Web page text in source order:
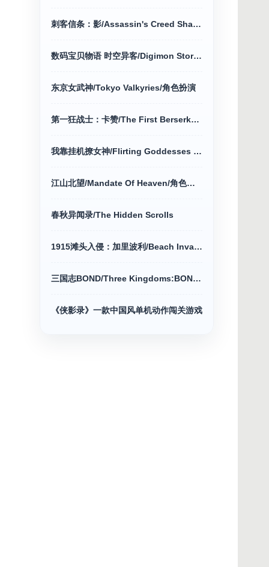
刺客信条：影/Assassin's Creed Shadows voices38 新游发布
数码宝贝物语 时空异客/Digimon Story Time Stranger
东京女武神/Tokyo Valkyries/角色扮演
第一狂战士：卡赞/The First Berserker动作冒险
我靠挂机撩女神/Flirting Goddesses by AFK
江山北望/Mandate Of Heaven/角色扮演游戏
春秋异闻录/The Hidden Scrolls
1915滩头入侵：加里波利/Beach Invasion动作冒险
三国志BOND/Three Kingdoms:BOND/策略战棋
《侠影录》一款中国风单机动作闯关游戏